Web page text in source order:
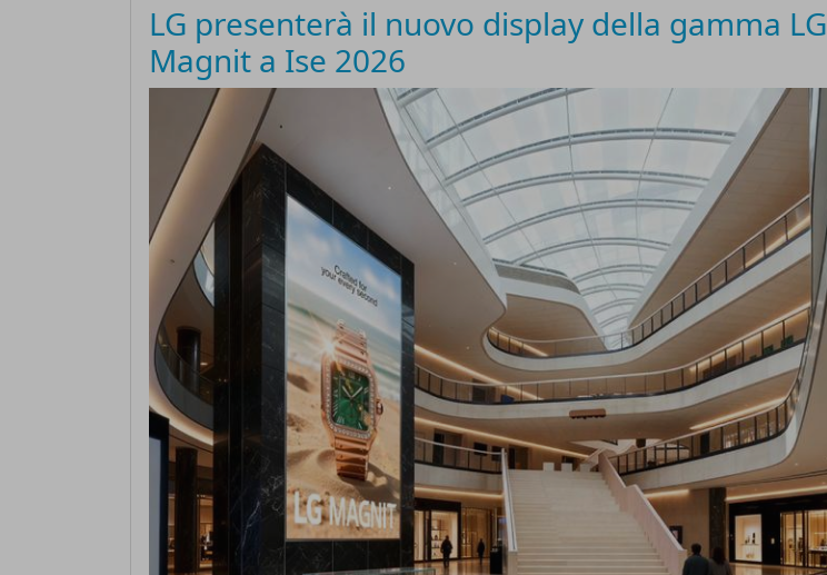
LG presenterà il nuovo display della gamma LG
Magnit a Ise 2026